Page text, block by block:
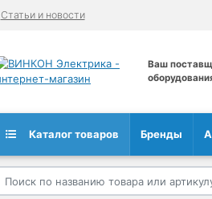
Статьи и новости
Ваш
Каталог товаров Бренды